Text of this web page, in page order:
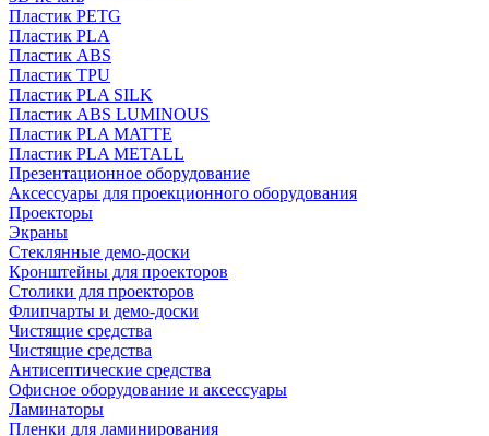
Пластик PETG
Пластик PLA
Пластик ABS
Пластик TPU
Пластик PLA SILK
Пластик ABS LUMINOUS
Пластик PLA MATTE
Пластик PLA METALL
Презентационное оборудование
Аксессуары для проекционного оборудования
Проекторы
Экраны
Стеклянные демо-доски
Кронштейны для проекторов
Столики для проекторов
Флипчарты и демо-доски
Чистящие средства
Чистящие средства
Антисептические средства
Офисное оборудование и аксессуары
Ламинаторы
Пленки для ламинирования